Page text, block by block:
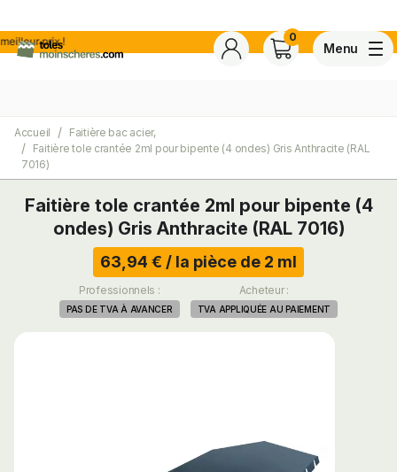
! 0
Menu
Accueil
Faitière bac acier,
Faitière tole crantée 2ml pour bipente (4 ondes) Gris Anthracite (RAL
7016)
Faitière tole crantée 2ml pour bipente (4
ondes) Gris Anthracite (RAL 7016)
63,94 € / la pièce de 2 ml
Professionnels :
PAS DE TVA À AVANCER
Acheteur :
TVA APPLIQUÉE AU PAIEMENT